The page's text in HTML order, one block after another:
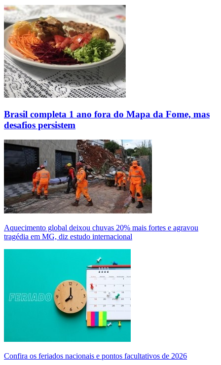
Brasil completa 1 ano fora do Mapa da Fome, mas
desafios persistem
Aquecimento global deixou chuvas 20% mais fortes e agravou
tragédia em MG, diz estudo internacional
Confira os feriados nacionais e pontos facultativos de 2026